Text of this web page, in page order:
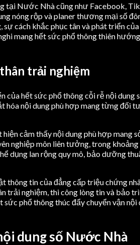
tại Nước Nhà cũng như Facebook,
nóng rộp và planer thương mại số
cách khắc phục tân và phát triển
mang hết sức phổ thông thiên
trải nghiệm
hết sức phổ thông cỗi rễ nội dung
hóa nội dung phù hợp mang từng đối
cảm thấy nội dung phù hợp mang
nghiệp môn liên tưởng, trong
dụng lan rộng quy mô, bảo dưỡng
thông tin của đẳng cấp triệu chứng
trải nghiệm, thi công lòng tin và bảo
phổ thông thúc đẩy chuyển vận
dung số Nước Nhà